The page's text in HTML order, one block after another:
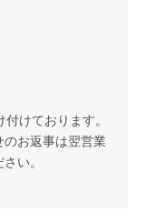
けております。
お返事は翌営業
い。